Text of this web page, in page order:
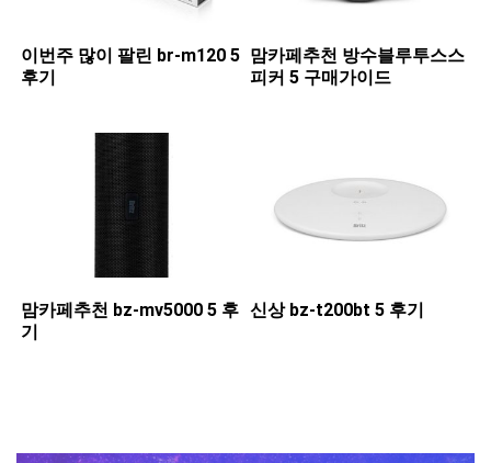
이번주 많이 팔린 ​br-m120 5
후기
맘카페추천 ​방수블루투스스
피커 5 구매가이드
맘카페추천 ​bz-mv5000 5 후
기
신상 ​bz-t200bt 5 후기